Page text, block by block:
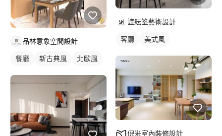
品林意象空間設計
餐廳 新古典風 北歐風
誼紜筌藝術設計
客廳 美式風
倪米室內裝修設計